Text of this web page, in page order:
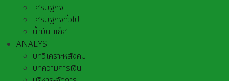
เศรษฐกิจ
เศรษฐกิจทั่วไป
น้ำมัน-แก๊ส
ANALYS
บทวิเคราะห์สังคม
บทความการเงิน